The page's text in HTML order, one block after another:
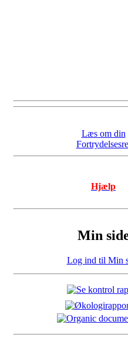
Læs om din
Hjælp
Min
Log ind til Min